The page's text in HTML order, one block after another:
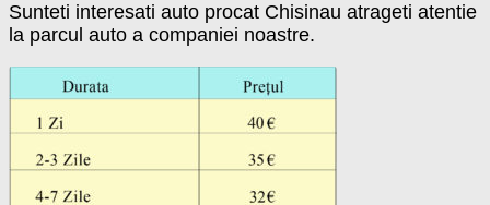
Sunteti interesati auto procat Chisinau atrageti atentie
la parcul auto a companiei noastre.